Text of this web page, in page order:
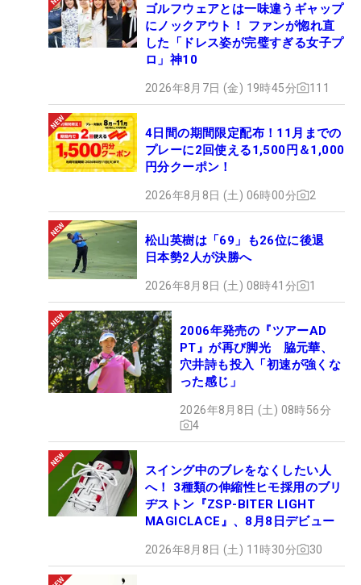
ゴルフウェアとは一味違うギャップ
にノックアウト！ ファンが惚れ直
した「ドレス姿が完璧すぎる女子プ
ロ」神10
2026年8月7日 (金) 19時45分 111
4日間の期間限定配布！11月までの
プレーに2回使える1,500円＆1,000
円分クーポン！
2026年8月8日 (土) 06時00分 2
松山英樹は「69」も26位に後退
日本勢2人が決勝へ
2026年8月8日 (土) 08時41分 1
2006年発売の『ツアーAD
PT』が再び脚光 脇元華、
穴井詩も投入「初速が強くな
った感じ」
2026年8月8日 (土) 08時56分
4
スイング中のブレをなくしたい人
へ！ 3種類の伸縮性ヒモ採用のブリ
ヂストン『ZSP-BITER LIGHT
MAGICLACE』、8月8日デビュー
2026年8月8日 (土) 11時30分 30